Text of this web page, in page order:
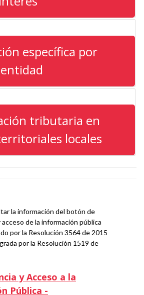
específica por
tributaria en
locales
la información del botón de
de la información pública
por la Resolución 3564 de 2015
por la Resolución 1519 de
y Acceso a la
Pública -